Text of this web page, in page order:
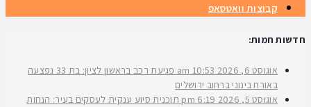
קבוצות וואטסאפ
חדשות חמות:
אוגוסט 6, 2026 10:53 am
פגיעת רכב בראשון לציון: בת 33 נפצעה
באורח בינוני ברחוב ירושלים
אוגוסט 5, 2026
6:19 pm
תוכנית סיוע ענקית לעסקים בעיר: הנחות